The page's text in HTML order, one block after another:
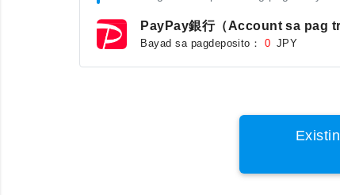
PayPay銀行（Account sa pag
Bayad sa pagdeposito： 0 JPY